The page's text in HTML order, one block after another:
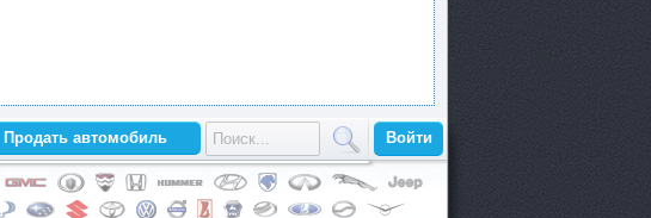
Продать автомобиль Войти